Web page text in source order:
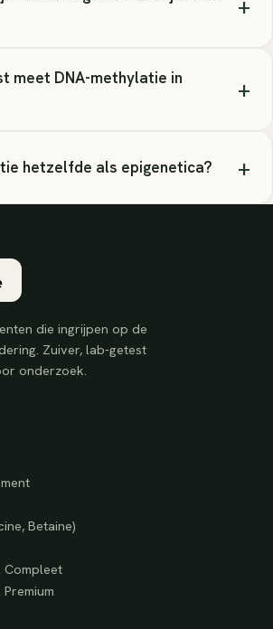
meet DNA-methylatie in
+
hetzelfde als epigenetica? +
die ingrijpen op de
Zuiver, lab-getest
onderzoek.
Betaine)
Compleet